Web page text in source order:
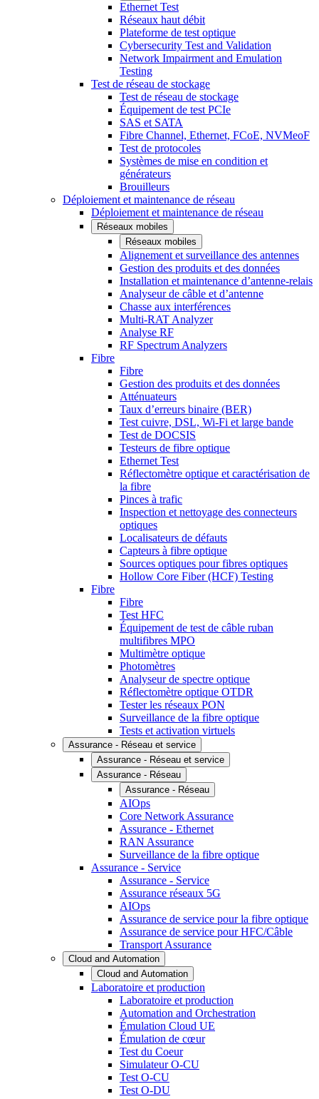
Ethernet Test
Réseaux haut débit
Plateforme de test optique
Cybersecurity Test and Validation
Network Impairment and Emulation
Testing
Test de réseau de stockage
Test de réseau de stockage
Équipement de test PCIe
SAS et SATA
Fibre Channel, Ethernet, FCoE, NVMeoF
Test de protocoles
Systèmes de mise en condition et
générateurs
Brouilleurs
Déploiement et maintenance de réseau
Déploiement et maintenance de réseau
Réseaux mobiles
Réseaux mobiles
Alignement et surveillance des antennes
Gestion des produits et des données
Installation et maintenance d’antenne-relais
Analyseur de câble et d’antenne
Chasse aux interférences
Multi-RAT Analyzer
Analyse RF
RF Spectrum Analyzers
Fibre
Fibre
Gestion des produits et des données
Atténuateurs
Taux d’erreurs binaire (BER)
Test cuivre, DSL, Wi-Fi et large bande
Test de DOCSIS
Testeurs de fibre optique
Ethernet Test
Réflectomètre optique et caractérisation de
la fibre
Pinces à trafic
Inspection et nettoyage des connecteurs
optiques
Localisateurs de défauts
Capteurs à fibre optique
Sources optiques pour fibres optiques
Hollow Core Fiber (HCF) Testing
Fibre
Fibre
Test HFC
Équipement de test de câble ruban
multifibres MPO
Multimètre optique
Photomètres
Analyseur de spectre optique
Réflectomètre optique OTDR
Tester les réseaux PON
Surveillance de la fibre optique
Tests et activation virtuels
Assurance - Réseau et service
Assurance - Réseau et service
Assurance - Réseau
Assurance - Réseau
AIOps
Core Network Assurance
Assurance - Ethernet
RAN Assurance
Surveillance de la fibre optique
Assurance - Service
Assurance - Service
Assurance réseaux 5G
AIOps
Assurance de service pour la fibre optique
Assurance de service pour HFC/Câble
Transport Assurance
Cloud and Automation
Cloud and Automation
Laboratoire et production
Laboratoire et production
Automation and Orchestration
Émulation Cloud UE
Émulation de cœur
Test du Coeur
Simulateur O-CU
Test O-CU
Test O-DU